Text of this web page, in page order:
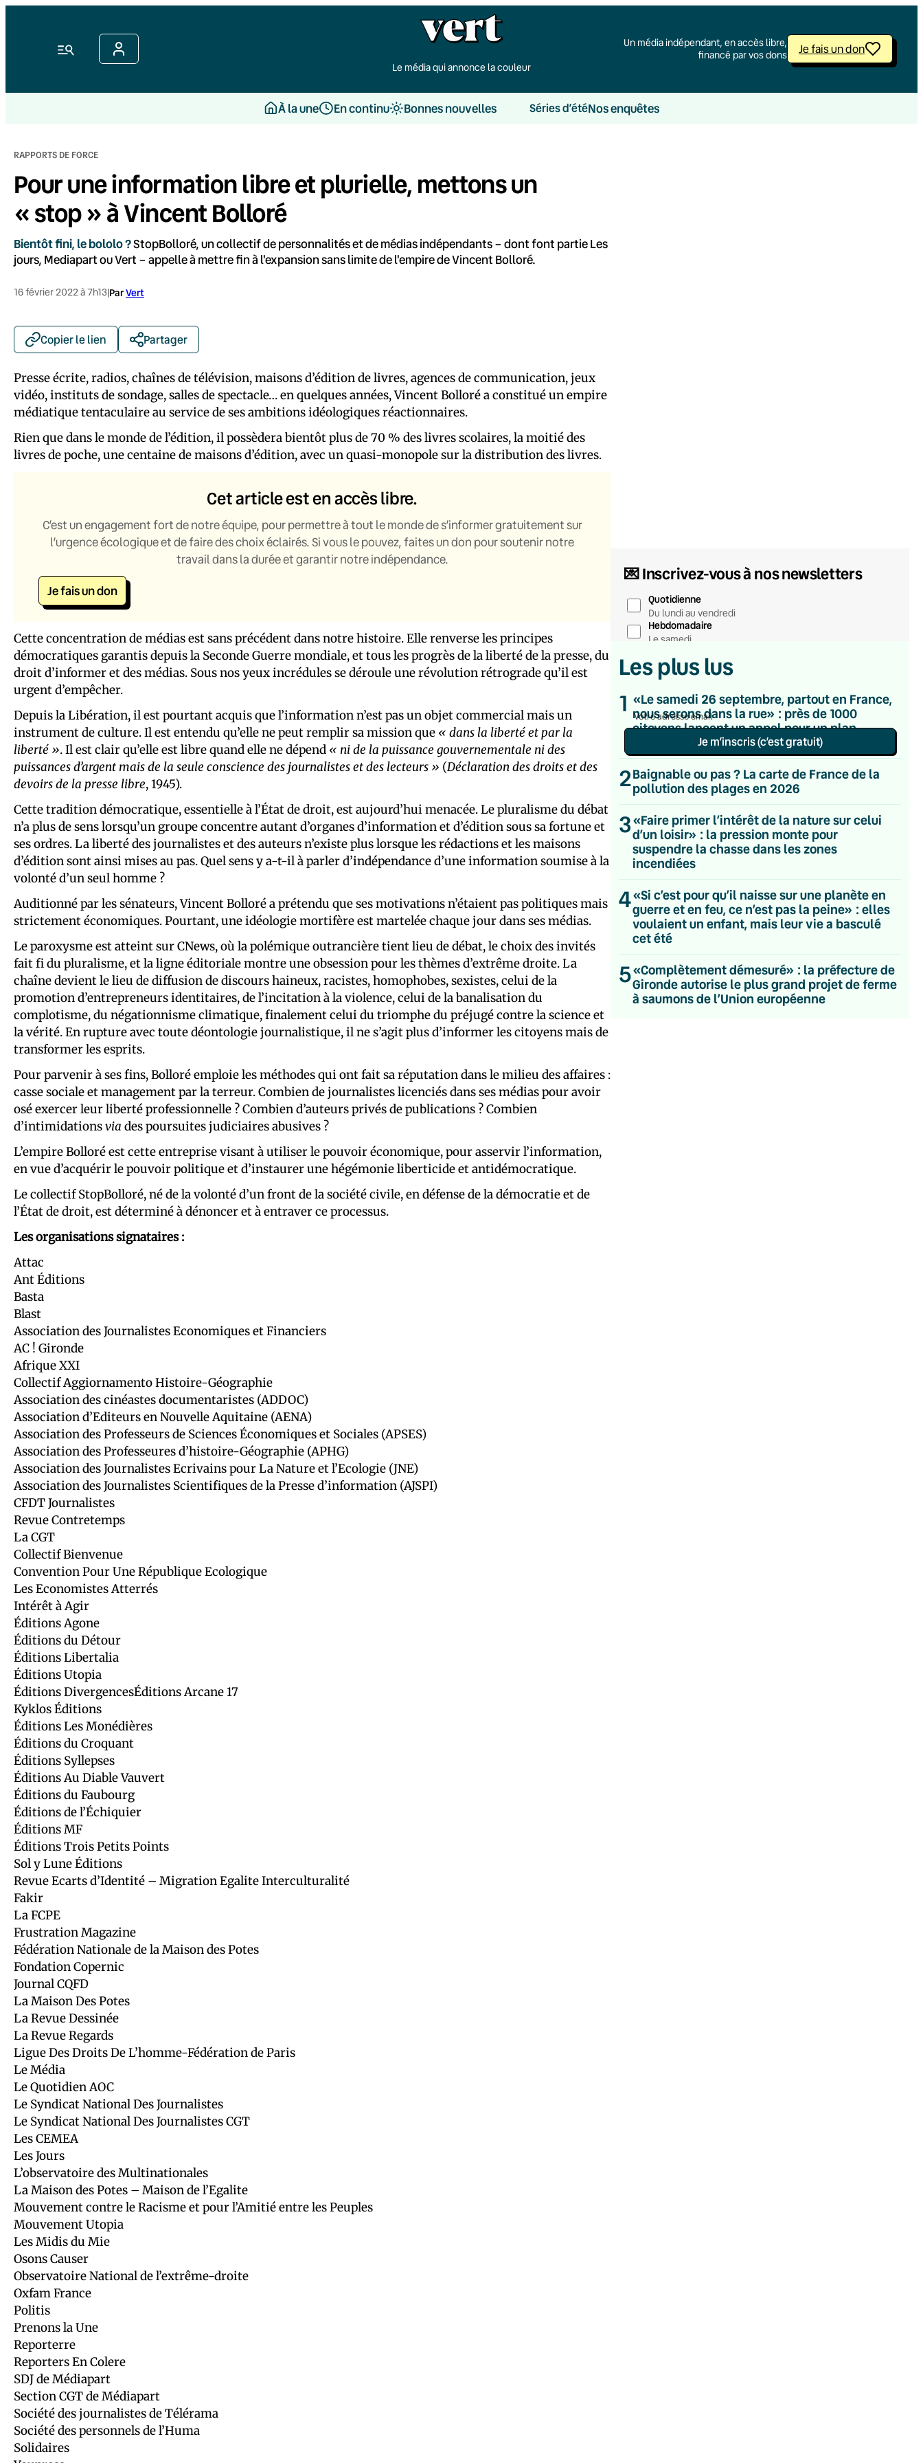
Menu
Le média qui annonce la couleur
Un média indépendant, en accès libre,
financé par vos dons
Je fais un don
À la une En continu Bonnes nouvelles Séries d’étéNos enquêtes
RAPPORTS DE FORCE
Pour une information libre et plurielle, mettons un
« stop » à Vincent Bolloré
Bientôt fini, le bololo ?StopBolloré, un collectif de personnalités et de médias indépendants – dont font partie Les
jours, Mediapart ou Vert – appelle à mettre fin à l'expansion sans limite de l'empire de Vincent Bolloré.
16 février 2022 à 7h13|ParVert
Copier le lien Partager
Presse écrite, radios, chaînes de télévision, maisons d’édition de livres, agences de communication, jeux
vidéo, instituts de sondage, salles de spectacle… en quelques années, Vincent Bolloré a constitué un empire
médiatique tentaculaire au service de ses ambitions idéologiques réactionnaires.
Rien que dans le monde de l’édition, il possèdera bientôt plus de 70 % des livres scolaires, la moitié des
livres de poche, une centaine de maisons d’édition, avec un quasi-monopole sur la distribution des livres.
Cet article est en accès libre.
C’est un engagement fort de notre équipe, pour permettre à tout le monde de s’informer gratuitement sur
l’urgence écologique et de faire des choix éclairés. Si vous le pouvez, faites un don pour soutenir notre
travail dans la durée et garantir notre indépendance.
Je fais un don
Cette concentration de médias est sans précédent dans notre histoire. Elle renverse les principes
démocratiques garantis depuis la Seconde Guerre mondiale, et tous les progrès de la liberté de la presse, du
droit d’informer et des médias. Sous nos yeux incrédules se déroule une révolution rétrograde qu’il est
urgent d’empêcher.
Depuis la Libération, il est pourtant acquis que l’information n’est pas un objet commercial mais un
instrument de culture. Il est entendu qu’elle ne peut remplir sa mission que « dans la liberté et par la
liberté ». Il est clair qu’elle est libre quand elle ne dépend « ni de la puissance gouvernementale ni des
puissances d’argent mais de la seule conscience des journalistes et des lecteurs » (Déclaration des droits et des
devoirs de la presse libre, 1945).
Cette tradition démocratique, essentielle à l’État de droit, est aujourd’hui menacée. Le pluralisme du débat
n’a plus de sens lorsqu’un groupe concentre autant d’organes d’information et d’édition sous sa fortune et
ses ordres. La liberté des journalistes et des auteurs n’existe plus lorsque les rédactions et les maisons
d’édition sont ainsi mises au pas. Quel sens y a-t-il à parler d’indépendance d’une information soumise à la
volonté d’un seul homme ?
Auditionné par les sénateurs, Vincent Bolloré a prétendu que ses motivations n’étaient pas politiques mais
strictement économiques. Pourtant, une idéologie mortifère est martelée chaque jour dans ses médias.
Le paroxysme est atteint sur CNews, où la polémique outrancière tient lieu de débat, le choix des invités
fait fi du pluralisme, et la ligne éditoriale montre une obsession pour les thèmes d’extrême droite. La
chaîne devient le lieu de diffusion de discours haineux, racistes, homophobes, sexistes, celui de la
promotion d’entrepreneurs identitaires, de l’incitation à la violence, celui de la banalisation du
complotisme, du négationnisme climatique, finalement celui du triomphe du préjugé contre la science et
la vérité. En rupture avec toute déontologie journalistique, il ne s’agit plus d’informer les citoyens mais de
transformer les esprits.
Pour parvenir à ses fins, Bolloré emploie les méthodes qui ont fait sa réputation dans le milieu des affaires :
casse sociale et management par la terreur. Combien de journalistes licenciés dans ses médias pour avoir
osé exercer leur liberté professionnelle ? Combien d’auteurs privés de publications ? Combien
d’intimidationsvia des poursuites judiciaires abusives ?
L’empire Bolloré est cette entreprise visant à utiliser le pouvoir économique, pour asservir l’information,
en vue d’acquérir le pouvoir politique et d’instaurer une hégémonie liberticide et antidémocratique.
Le collectif StopBolloré, né de la volonté d’un front de la société civile, en défense de la démocratie et de
l’État de droit, est déterminé à dénoncer et à entraver ce processus.
Les organisations signataires :
Attac
Ant Éditions
Basta
Blast
Association des Journalistes Economiques et Financiers
AC ! Gironde
Afrique XXI
Collectif Aggiornamento Histoire-Géographie
Association des cinéastes documentaristes (ADDOC)
Association d’Editeurs en Nouvelle Aquitaine (AENA)
Association des Professeurs de Sciences Économiques et Sociales (APSES)
Association des Professeures d’histoire-Géographie (APHG)
Association des Journalistes Ecrivains pour La Nature et l’Ecologie (JNE)
Association des Journalistes Scientifiques de la Presse d’information (AJSPI)
CFDT Journalistes
Revue Contretemps
La CGT
Collectif Bienvenue
Convention Pour Une République Ecologique
Les Economistes Atterrés
Intérêt à Agir
Éditions Agone
Éditions du Détour
Éditions Libertalia
Éditions Utopia
Éditions DivergencesÉditions Arcane 17
Kyklos Éditions
Éditions Les Monédières
Éditions du Croquant
Éditions Syllepses
Éditions Au Diable Vauvert
Éditions du Faubourg
Éditions de l’Échiquier
Éditions MF
Éditions Trois Petits Points
Sol y Lune Éditions
Revue Ecarts d’Identité – Migration Egalite Interculturalité
Fakir
La FCPE
Frustration Magazine
Fédération Nationale de la Maison des Potes
Fondation Copernic
Journal CQFD
La Maison Des Potes
La Revue Dessinée
La Revue Regards
Ligue Des Droits De L’homme-Fédération de Paris
Le Média
Le Quotidien AOC
Le Syndicat National Des Journalistes
Le Syndicat National Des Journalistes CGT
Les CEMEA
Les Jours
L’observatoire des Multinationales
La Maison des Potes – Maison de l’Egalite
Mouvement contre le Racisme et pour l’Amitié entre les Peuples
Mouvement Utopia
Les Midis du Mie
Osons Causer
Observatoire National de l’extrême-droite
Oxfam France
Politis
Prenons la Une
Reporterre
Reporters En Colere
SDJ de Médiapart
Section CGT de Médiapart
Société des journalistes de Télérama
Société des personnels de l’Huma
Solidaires
Les plus lus
1 «Le samedi 26 septembre, partout en France,
nous serons dans la rue» : près de 1000
citoyens lancent un appel pour un plan
d’urgence climatique
2Baignable ou pas ? La carte de France de la
pollution des plages en 2026
3«Faire primer l’intérêt de la nature sur celui
d’un loisir» : la pression monte pour
suspendre la chasse dans les zones
incendiées
4«Si c’est pour qu’il naisse sur une planète en
guerre et en feu, ce n’est pas la peine» : elles
voulaient un enfant, mais leur vie a basculé
cet été
5«Complètement démesuré» : la préfecture de
Gironde autorise le plus grand projet de ferme
à saumons de l’Union européenne
💌 Inscrivez-vous à nos newsletters
Quotidienne
Du lundi au vendredi
Hebdomadaire
Le samedi
Une fois par mois
C’était Mieux Après
Occasionnelle
Je m’inscris (c’est gratuit)
Politique de confidentialité